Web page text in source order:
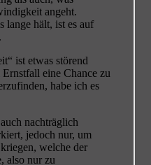
angeht.
lange hält, ist es auf
ist etwas störend
eine Chance zu
habe ich es
nachträglich
jedoch nur, um
welche der
also nur zu